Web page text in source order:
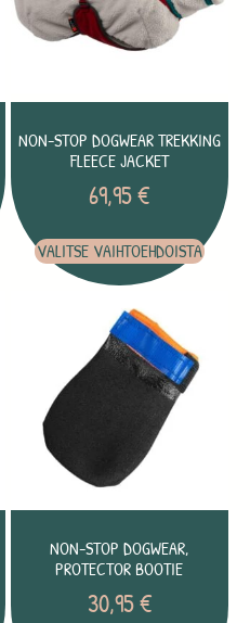
NON-STOP DOGWEAR TREKKING
FLEECE JACKET
69,95€
VALITSE VAIHTOEHDOISTA
NON-STOP DOGWEAR,
PROTECTOR BOOTIE
30,95€